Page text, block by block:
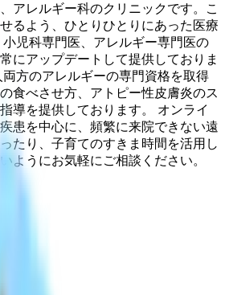
アレルギー科のクリニックです。こ
るよう、ひとりひとりにあった医療
児科専門医、アレルギー専門医の
にアップデートして提供しておりま
方のアレルギーの専門資格を取得
食べさせ方、アトピー性皮膚炎のス
導を提供しております。 オンライ
患を中心に、頻繁に来院できない遠
たり、子育てのすきま時間を活用し
ようにお気軽にご相談ください。